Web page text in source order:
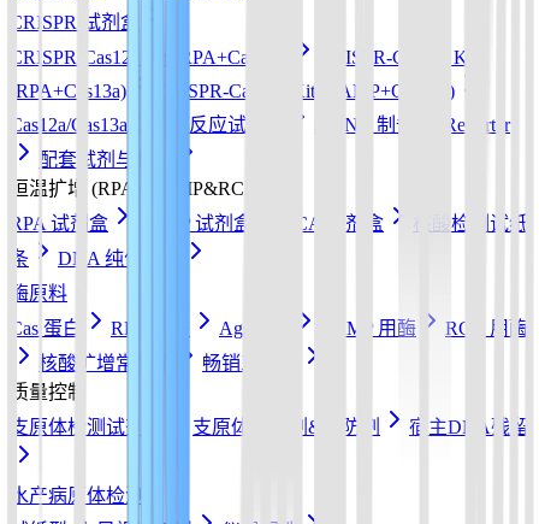
CRISPR 试剂盒
CRISPR-Cas12a Kit (RPA+Cas12a)
CRISPR-Cas13a Kit
(RPA+Cas13a)
CRISPR-Cas12b Kit (LAMP+Cas12b)
Cas12a/Cas13a/Cas14a反应试剂盒
sgRNA 制备
Reporter
配套试剂与耗材
恒温扩增 (RPA&LAMP&RCA)
RPA 试剂盒
LAMP 试剂盒 RCA 试剂盒
核酸检测试纸
条
DNA 纯化磁珠
酶原料
Cas 蛋白
RPA 用酶 Ago蛋白 LAMP 用酶
RCA 用酶
核酸扩增常用酶
畅销工具酶
质量控制
支原体检测试剂盒
支原体清除剂&预防剂 宿主DNA残留
水产病原体检测